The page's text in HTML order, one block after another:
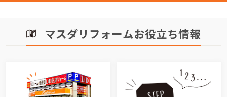
マスダリフォームお役立ち情報